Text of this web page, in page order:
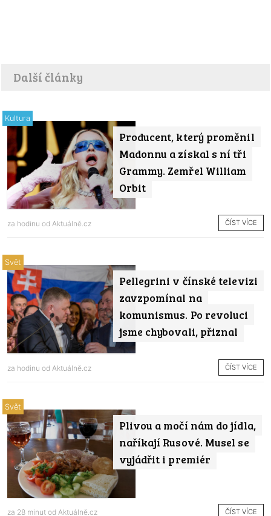
Další články
Producent, který proměnil
Madonnu a získal s ní tři
Grammy. Zemřel William
Orbit
Kultura
za hodinu od Aktuálně.cz ČÍST VÍCE
Pellegrini v čínské televizi
zavzpomínal na
komunismus. Po revoluci
jsme chybovali, přiznal
Svět
za hodinu od Aktuálně.cz ČÍST VÍCE
Plivou a močí nám do jídla,
naříkají Rusové. Musel se
vyjádřit i premiér
Svět
za 28 minut od Aktuálně.cz ČÍST VÍCE